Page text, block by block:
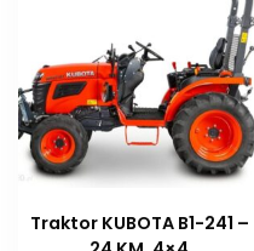
Traktor KUBOTA B1-241 –